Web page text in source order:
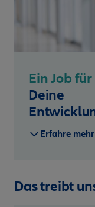
Ein Job
Deine
Erfahre
Das treibt